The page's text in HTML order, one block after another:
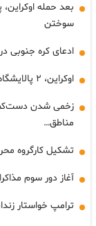
بعد حمله
سوختن
ادعای کره جنوبی
اوکراین، ۲ پالایشگاه نفت روسیه را هدف قرارداد
مناطق…
تشکیل کارگروه
آغاز دور سوم
ترامپ خواستار